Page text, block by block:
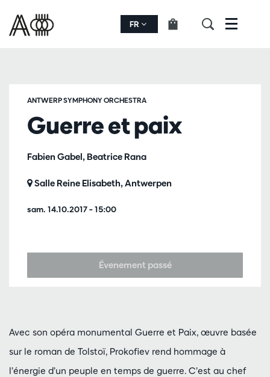
FR Menu
Guerre et paix
Fabien Gabel, Beatrice Rana
ANTWERP SYMPHONY ORCHESTRA
sam. 14.10.2017– 15:00
Salle Reine Elisabeth, Antwerpen
Évenement passé
Avec son opéra monumental Guerre et Paix, œuvre basée
sur le roman de Tolstoï, Prokofiev rend hommage à
l’énergie d’un peuple en temps de guerre. C’est au chef